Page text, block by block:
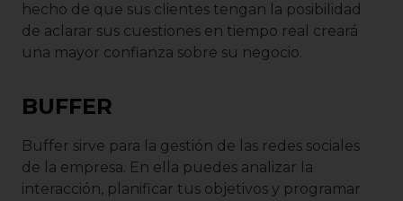
hecho de que sus clientes tengan la posibilidad
de aclarar sus cuestiones en tiempo real creará
una mayor confianza sobre su negocio.
BUFFER
Buffer sirve para la gestión de las redes sociales
de la empresa. En ella puedes analizar la
interacción, planificar tus objetivos y programar